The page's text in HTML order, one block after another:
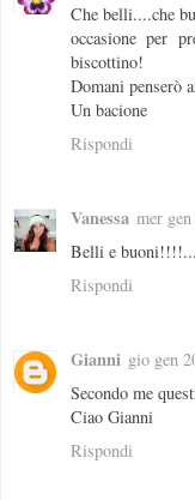
Che belli....che
occasione per
biscottino!
Domani penserò
Un bacione
Rispondi
Vanessa mer
Belli e
Rispondi
Gianni gio gen
Secondo me
Ciao Gianni
Rispondi